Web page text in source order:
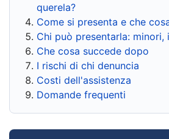
querela?
Come si presenta e che
Chi può presentarla: minori,
Che cosa succede dopo
I rischi di chi denuncia
Costi dell'assistenza
Domande frequenti